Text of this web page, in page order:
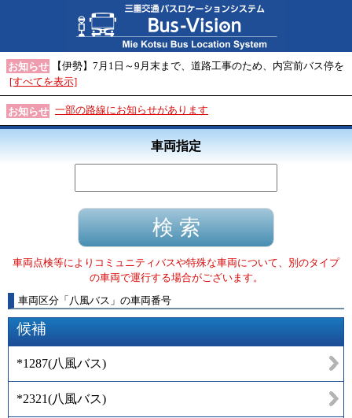
お知らせ
【伊勢】7月1日～9月末まで、道路工事のため、内宮前バス停を
[すべてを表示]
お知らせ 一部の路線にお知らせがあります
車両指定
車両点検等によりコミュニティバスや特殊な車両について、別のタイプ
の車両で運行する場合がございます。
車両区分 「 八風バス 」 の車両番号
候補
*1287(八風バス)
*2321(八風バス)